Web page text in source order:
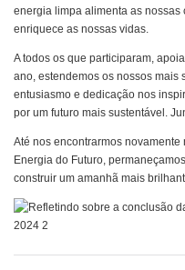
energia limpa alimenta as
enriquece as nossas vidas.
A todos os que participaram,
ano, estendemos os nossos mais
entusiasmo e dedicação nos
por um futuro mais sustentável.
Até nos encontrarmos
Energia do Futuro,
construir um amanhã mais